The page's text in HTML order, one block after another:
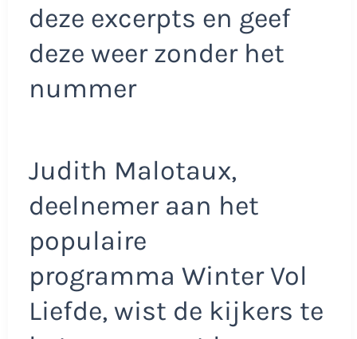
deze excerpts en geef
deze weer zonder het
nummer
Judith Malotaux,
deelnemer aan het
populaire
programma Winter Vol
Liefde, wist de kijkers te